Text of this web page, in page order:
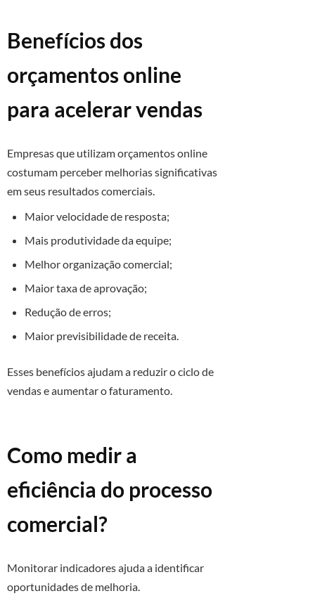
Benefícios dos
orçamentos online
para acelerar vendas
Empresas que utilizam orçamentos online
costumam perceber melhorias significativas
em seus resultados comerciais.
Maior velocidade de resposta;
Mais produtividade da equipe;
Melhor organização comercial;
Maior taxa de aprovação;
Redução de erros;
Maior previsibilidade de receita.
Esses benefícios ajudam a reduzir o ciclo de
vendas e aumentar o faturamento.
Como medir a
eficiência do processo
comercial?
Monitorar indicadores ajuda a identificar
oportunidades de melhoria.